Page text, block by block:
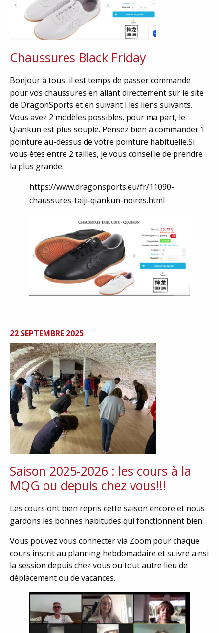
Chaussures Black Friday
Bonjour à tous, il est temps de passer commande
pour vos chaussures en allant directement sur le site
de DragonSports et en suivant l les liens suivants.
Vous avez 2 modèles possibles. pour ma part, le
Qiankun est plus souple. Pensez bien à commander 1
pointure au-dessus de votre pointure habituelle.Si
vous êtes entre 2 tailles, je vous conseille de prendre
la plus grande.
https://www.dragonsports.eu/fr/11090-
chaussures-taiji-qiankun-noires.html
22 SEPTEMBRE 2025
Saison 2025-2026 : les cours à la
MQG ou depuis chez vous!!!
Les cours ont bien repris cette saison encore et nous
gardons les bonnes habitudes qui fonctionnent bien.
Vous pouvez vous connecter via Zoom pour chaque
cours inscrit au planning hebdomadaire et suivre ainsi
la session depuis chez vous ou tout autre lieu de
déplacement ou de vacances.